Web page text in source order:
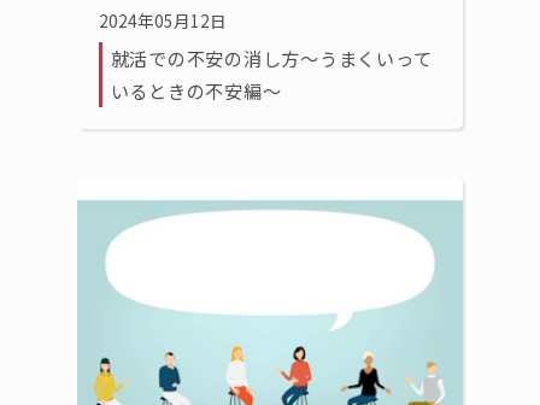
2024年05月12日
就活での不安の消し方〜うまくいって
いるときの不安編〜